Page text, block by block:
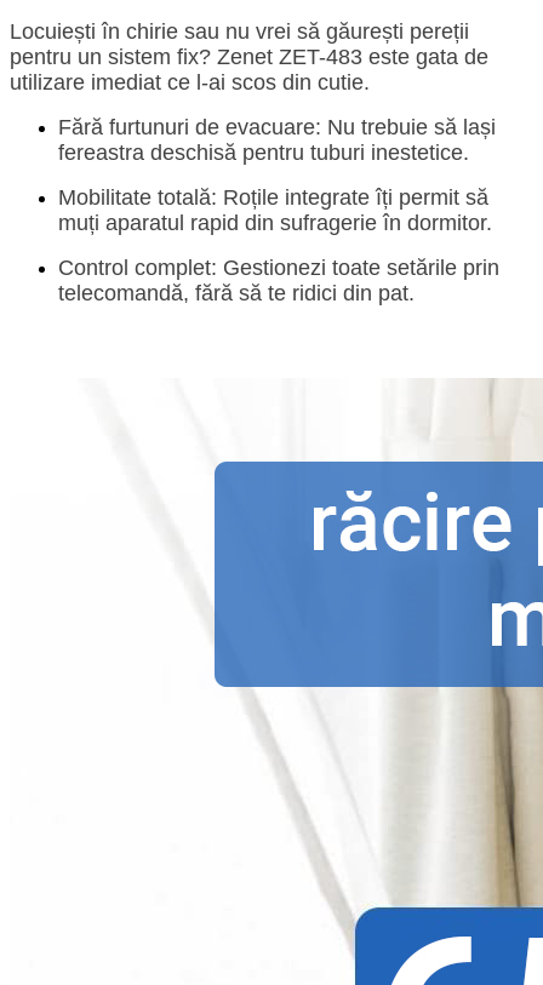
Locuiești în chirie sau nu vrei să găurești pereții
pentru un sistem fix? Zenet ZET-483 este gata de
utilizare imediat ce l-ai scos din cutie.
Fără furtunuri de evacuare: Nu trebuie să lași
fereastra deschisă pentru tuburi inestetice.
Mobilitate totală: Roțile integrate îți permit să
muți aparatul rapid din sufragerie în dormitor.
Control complet: Gestionezi toate setările prin
telecomandă, fără să te ridici din pat.